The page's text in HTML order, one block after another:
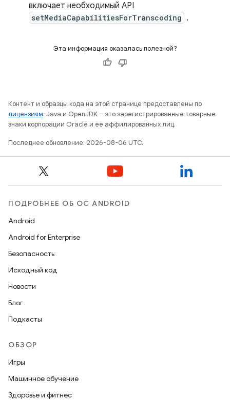
включает необходимый API
setMediaCapabilitiesForTranscoding .
Эта информация оказалась полезной?
Контент и образцы кода на этой странице предоставлены по
лицензиям. Java и OpenJDK – это зарегистрированные товарные
знаки корпорации Oracle и ее аффилированных лиц.
Последнее обновление: 2026-08-06 UTC.
ПОДРОБНЕЕ ОБ ОС ANDROID
Android
Android for Enterprise
Безопасность
Исходный код
Новости
Блог
Подкасты
ОБЗОР
Игры
Машинное обучение
Здоровье и фитнес